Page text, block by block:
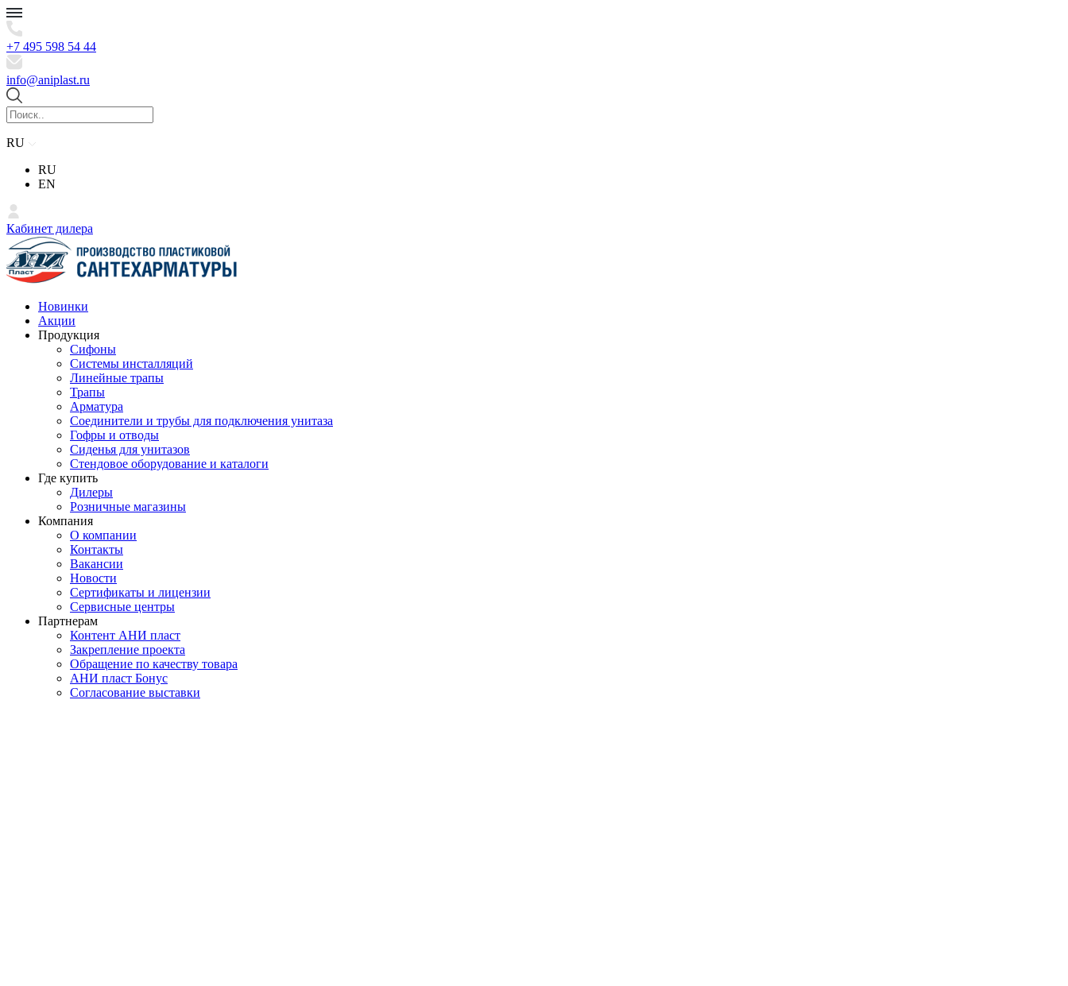
+7 495 598 54 44
info@aniplast.ru
RU
RU
EN
Кабинет дилера
Новинки
Акции
Продукция
Сифоны
Системы инсталляций
Линейные трапы
Трапы
Арматура
Соединители и трубы для подключения унитаза
Гофры и отводы
Сиденья для унитазов
Стендовое оборудование и каталоги
Где купить
Дилеры
Розничные магазины
Компания
О компании
Контакты
Вакансии
Новости
Сертификаты и лицензии
Сервисные центры
Партнерам
Контент АНИ пласт
Закрепление проекта
Обращение по качеству товара
АНИ пласт Бонус
Согласование выставки